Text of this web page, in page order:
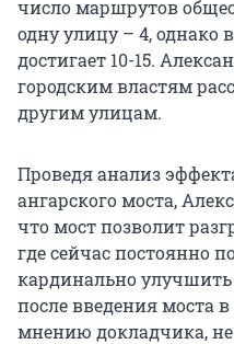
число маршрутов
одну улицу – 4, однако
достигает 10-15.
городским властям
другим улицам.
Проведя анализ
ангарского моста,
что мост позволит
где сейчас постоянно
кардинально улучшить
после введения моста
мнению докладчика, не